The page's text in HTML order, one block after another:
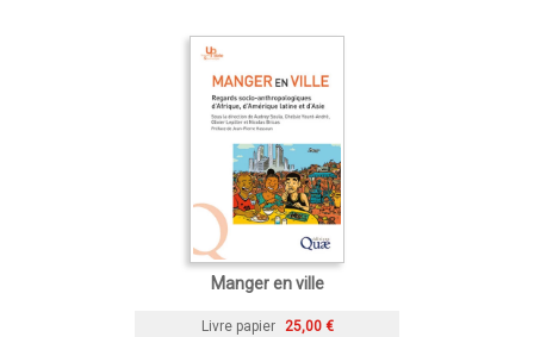
Manger en ville
Livre papier 25,00 €